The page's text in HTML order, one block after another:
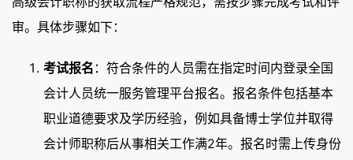
审。具体步骤如下：
考试报名 ：符合条件的人员需在指定时间内登录全国
会计人员统一服务管理平台报名。报名条件包括基本
职业道德要求及学历经验，例如具备博士学位并取得
会计师职称后从事相关工作满2年。报名时需上传身份